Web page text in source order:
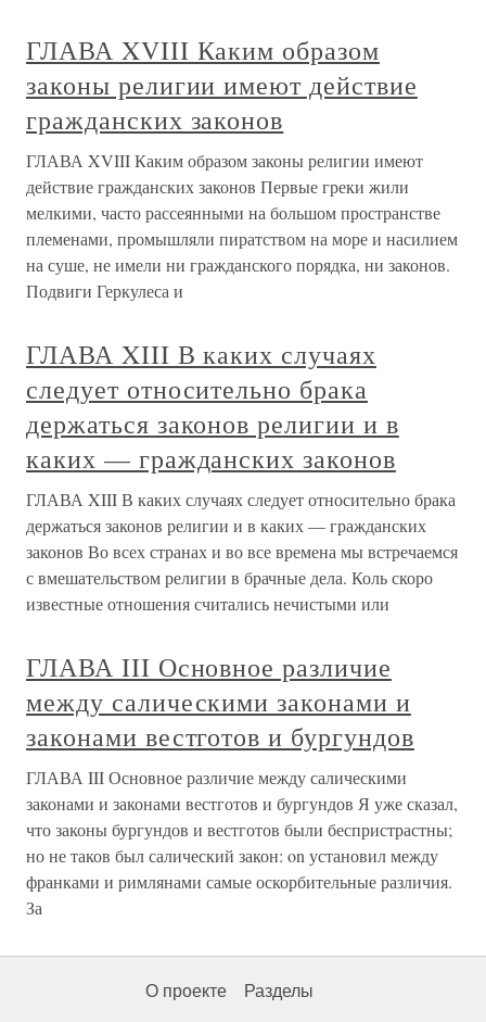
ГЛАВА XVIII Каким образом
законы религии имеют действие
гражданских законов
ГЛАВА XVIII Каким образом законы религии имеют
действие гражданских законов Первые греки жили
мелкими, часто рассеянными на большом пространстве
племенами, промышляли пиратством на море и насилием
на суше, не имели ни гражданского порядка, ни законов.
Подвиги Геркулеса и
ГЛАВА XIII В каких случаях
следует относительно брака
держаться законов религии и в
каких — гражданских законов
ГЛАВА XIII В каких случаях следует относительно брака
держаться законов религии и в каких — гражданских
законов Во всех странах и во все времена мы встречаемся
с вмешательством религии в брачные дела. Коль скоро
известные отношения считались нечистыми или
ГЛАВА III Основное различие
между салическими законами и
законами вестготов и бургундов
ГЛАВА III Основное различие между салическими
законами и законами вестготов и бургундов Я уже сказал,
что законы бургундов и вестготов были беспристрастны;
но не таков был салический закон: on установил между
франками и римлянами самые оскорбительные различия.
За
О проекте Разделы